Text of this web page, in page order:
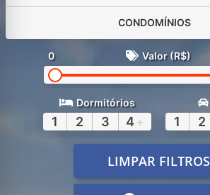
CONDOMÍNIOS
0 Valor (R$)
Dormitórios
1 2 3 4 + 1 2
LIMPAR FILTROS